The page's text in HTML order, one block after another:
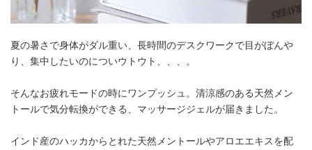
夏の暑さで身体がダル重い、長時間のデスクワークで目がぼんや
り、集中したいのについウトウト、、、。
そんなお疲れモードの時にワンプッシュ。清涼感のある天然メン
トールで気分転換ができる、マッサージジェルが届きました。
インド産のハッカからとれた天然メントールやアロエエキスを配